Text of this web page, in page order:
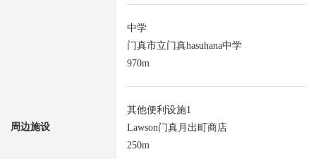
周边施设
中学
门真市立门真hasuhana中学
970m
其他便利设施1
Lawson门真月出町商店
250m